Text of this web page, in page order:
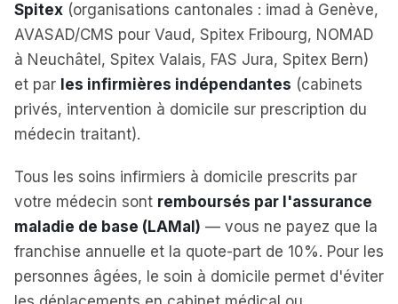
Spitex (organisations cantonales : imad à Genève,
AVASAD/CMS pour Vaud, Spitex Fribourg, NOMAD
à Neuchâtel, Spitex Valais, FAS Jura, Spitex Bern)
et par les infirmières indépendantes (cabinets
privés, intervention à domicile sur prescription du
médecin traitant).
Tous les soins infirmiers à domicile prescrits par
votre médecin sont remboursés par l'assurance
maladie de base (LAMal) — vous ne payez que la
franchise annuelle et la quote-part de 10%. Pour les
personnes âgées, le soin à domicile permet d'éviter